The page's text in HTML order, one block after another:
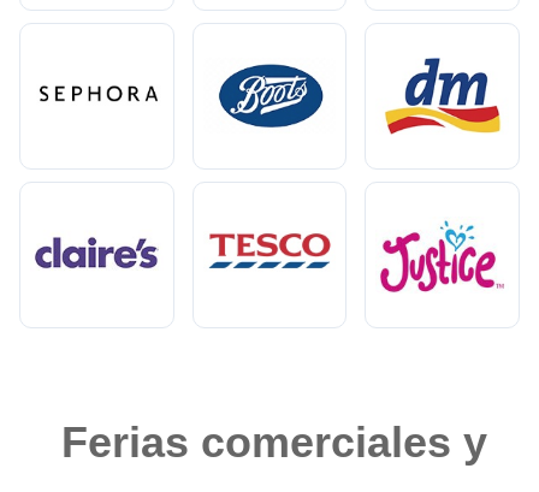
Ferias comerciales y